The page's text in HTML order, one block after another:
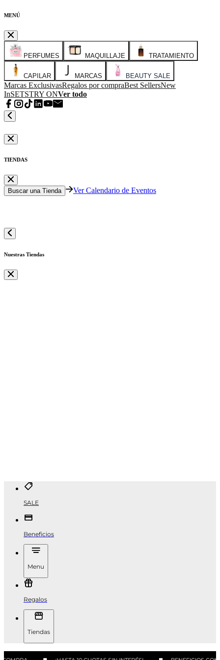
MENÚ
PERFUMES MAQUILLAJE TRATAMIENTO
CAPILAR MARCAS BEAUTY SALE
Marcas ExclusivasRegalos por compraBest SellersNew
InSETSTRY ONVer todo
TIENDAS
Buscar una Tienda Ver Calendario de Eventos
Nuestras Tiendas
SALE
Beneficios
Menu
Regalos
Tiendas